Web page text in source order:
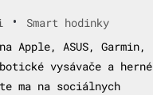
•
Smart hodinky
Apple, ASUS, Garmin,
vysávače a herné
ma na sociálnych